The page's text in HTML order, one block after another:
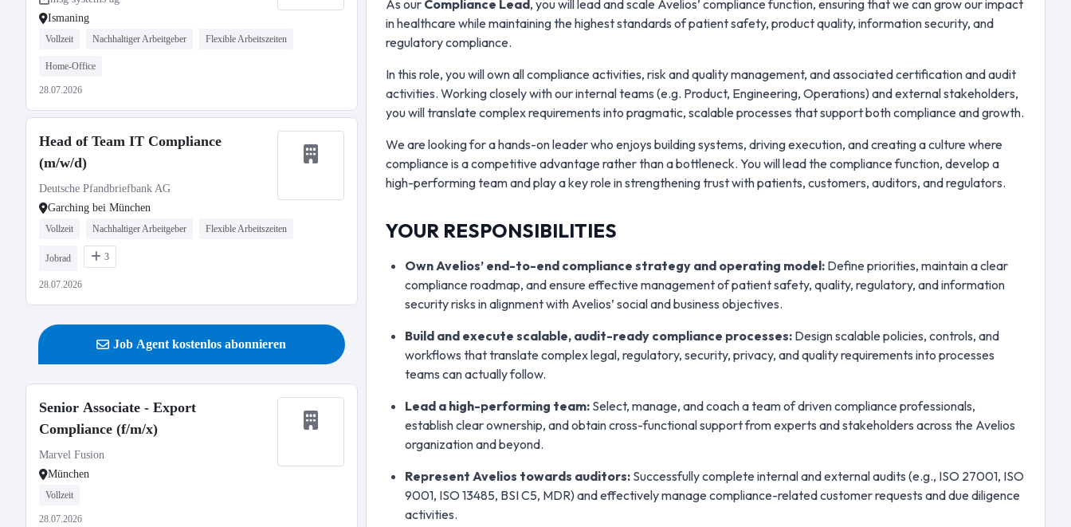
Ismaning
Vollzeit Nachhaltiger Arbeitgeber Flexible Arbeitszeiten
Home-Office
28.07.2026
Head of Team IT Compliance
(m/w/d)
Deutsche Pfandbriefbank AG
Garching bei München
Vollzeit Nachhaltiger Arbeitgeber Flexible Arbeitszeiten
Jobrad 3
28.07.2026
Job Agent kostenlos abonnieren
Senior Associate - Export
Compliance (f/m/x)
Marvel Fusion
München
Vollzeit
28.07.2026